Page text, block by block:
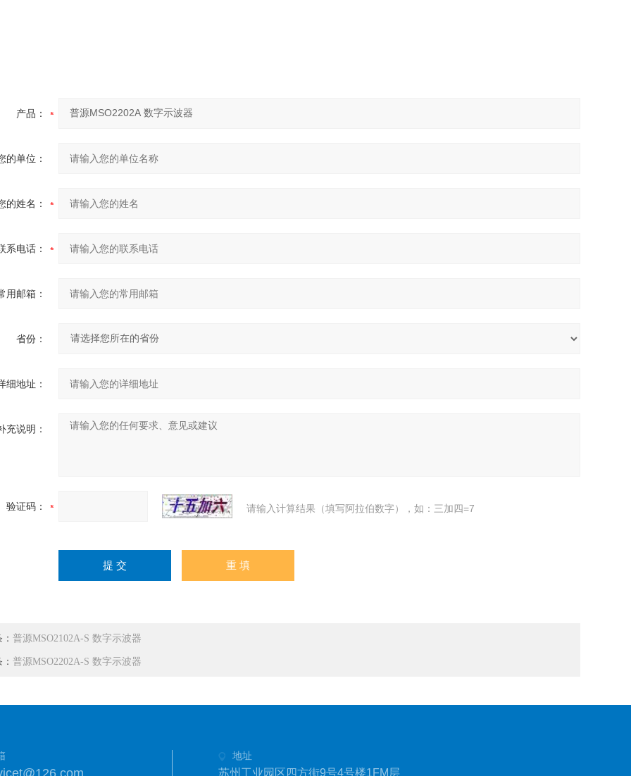
产品：
的单位：
的姓名：
系电话：
用邮箱：
省份：
细地址：
充说明：
验证码： 请输入计算结果（填写阿拉伯数字），如：三加四=7
普源MSO2102A-S 数字示波器
普源MSO2202A-S 数字示波器
地址
苏州工业园区四方街9号4号楼1FM层